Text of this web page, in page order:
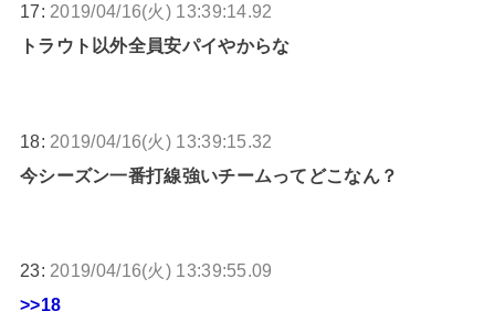
17: 2019/04/16(火) 13:39:14.92
トラウト以外全員安パイやからな
18: 2019/04/16(火) 13:39:15.32
今シーズン一番打線強いチームってどこなん？
23: 2019/04/16(火) 13:39:55.09
>>18